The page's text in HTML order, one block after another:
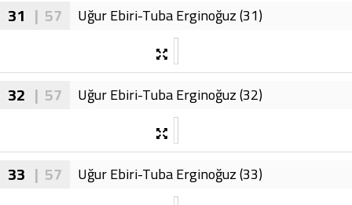
31 | 57 Uğur Ebiri-Tuba Erginoğuz (31)
32 | 57 Uğur Ebiri-Tuba Erginoğuz (32)
33 | 57 Uğur Ebiri-Tuba Erginoğuz (33)